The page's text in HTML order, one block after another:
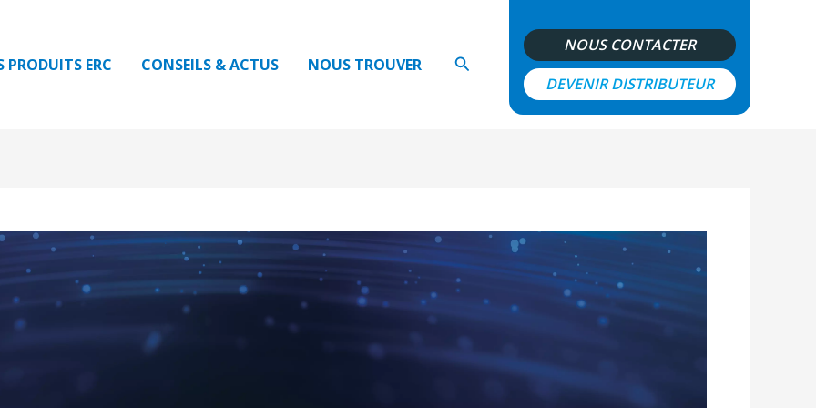
PRODUITS ERC CONSEILS & ACTUS NOUS TROUVER Rechercher
NOUS CONTACTER
DEVENIR DISTRIBUTEUR